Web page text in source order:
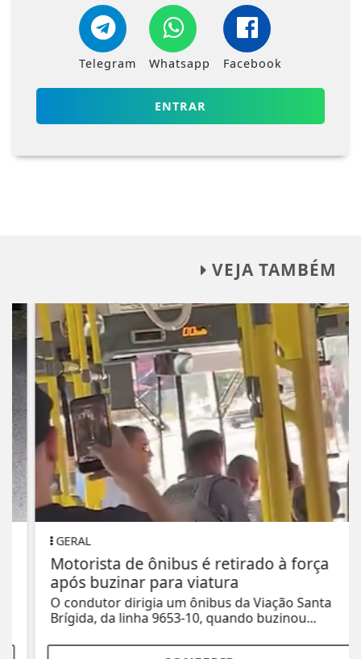
Telegram Whatsapp Facebook
ENTRAR
VEJA TAMBÉM
GERAL
Motorista de ônibus é retirado à força
após buzinar para viatura
O condutor dirigia um ônibus da Viação Santa
Brígida, da linha 9653-10, quando buzinou...